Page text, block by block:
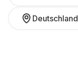
Deutschland